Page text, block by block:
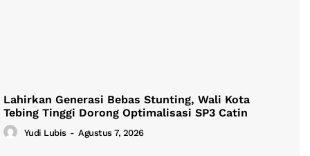
Lahirkan Generasi Bebas Stunting, Wali Kota
Tebing Tinggi Dorong Optimalisasi SP3 Catin
Yudi Lubis - Agustus 7, 2026